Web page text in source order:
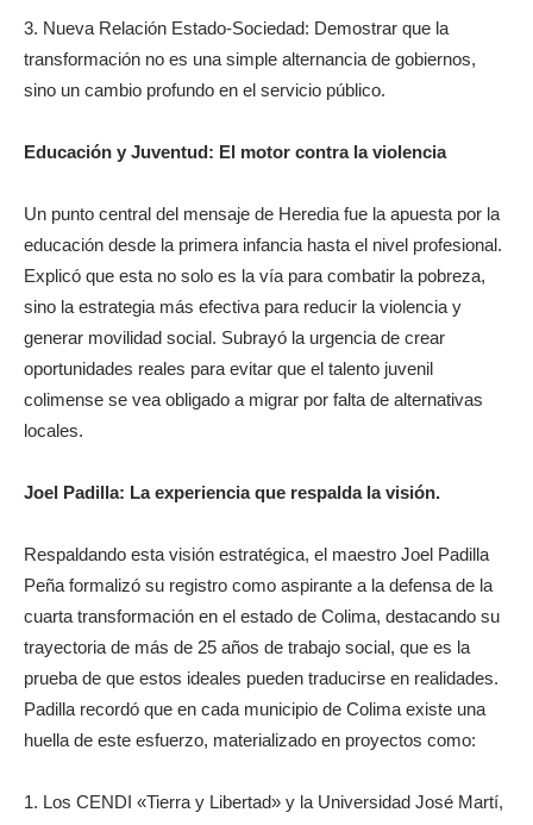
3. Nueva Relación Estado-Sociedad: Demostrar que la
transformación no es una simple alternancia de gobiernos,
sino un cambio profundo en el servicio público.
Educación y Juventud: El motor contra la violencia
Un punto central del mensaje de Heredia fue la apuesta por la
educación desde la primera infancia hasta el nivel profesional.
Explicó que esta no solo es la vía para combatir la pobreza,
sino la estrategia más efectiva para reducir la violencia y
generar movilidad social. Subrayó la urgencia de crear
oportunidades reales para evitar que el talento juvenil
colimense se vea obligado a migrar por falta de alternativas
locales.
Joel Padilla: La experiencia que respalda la visión.
Respaldando esta visión estratégica, el maestro Joel Padilla
Peña formalizó su registro como aspirante a la defensa de la
cuarta transformación en el estado de Colima, destacando su
trayectoria de más de 25 años de trabajo social, que es la
prueba de que estos ideales pueden traducirse en realidades.
Padilla recordó que en cada municipio de Colima existe una
huella de este esfuerzo, materializado en proyectos como:
1. Los CENDI «Tierra y Libertad» y la Universidad José Martí,